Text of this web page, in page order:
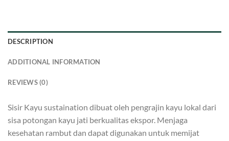
DESCRIPTION
ADDITIONAL INFORMATION
REVIEWS (0)
Sisir Kayu sustaination dibuat oleh pengrajin kayu lokal dari
sisa potongan kayu jati berkualitas ekspor. Menjaga
kesehatan rambut dan dapat digunakan untuk memijat